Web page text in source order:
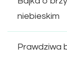
niebieskim
Prawdziwa